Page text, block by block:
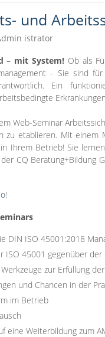
und
istrator
– mit System! Ob als
- Sie sind
Ein
Web-Seminar
zu etablieren. Mit einem
Ihrem Betrieb! Sie
CQ Beratung+Bildung
!
DIN ISO 45001:2018
ISO 45001 gegenüber der
zur Erfüllung
und Chancen in der
im Betrieb
eine Weiterbildung zum